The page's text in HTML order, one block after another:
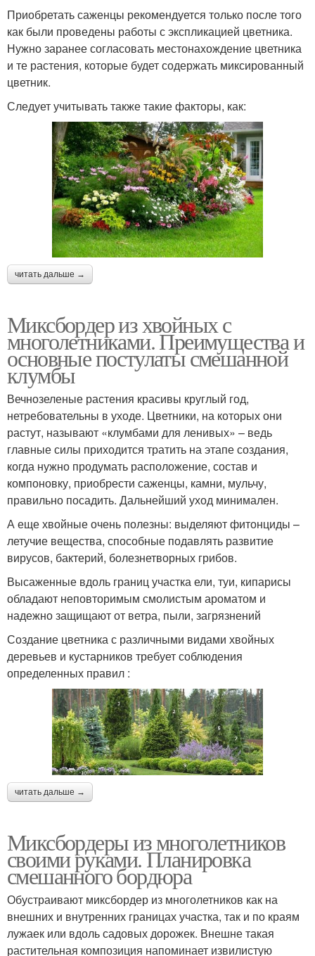
Приобретать саженцы рекомендуется только после того
как были проведены работы с экспликацией цветника.
Нужно заранее согласовать местонахождение цветника
и те растения, которые будет содержать миксированный
цветник.
Следует учитывать также такие факторы, как:
читать дальше →
Миксбордер из хвойных с
многолетниками. Преимущества и
основные постулаты смешанной
клумбы
Вечнозеленые растения красивы круглый год,
нетребовательны в уходе. Цветники, на которых они
растут, называют «клумбами для ленивых» – ведь
главные силы приходится тратить на этапе создания,
когда нужно продумать расположение, состав и
компоновку, приобрести саженцы, камни, мульчу,
правильно посадить. Дальнейший уход минимален.
А еще хвойные очень полезны: выделяют фитонциды –
летучие вещества, способные подавлять развитие
вирусов, бактерий, болезнетворных грибов.
Высаженные вдоль границ участка ели, туи, кипарисы
обладают неповторимым смолистым ароматом и
надежно защищают от ветра, пыли, загрязнений
Создание цветника с различными видами хвойных
деревьев и кустарников требует соблюдения
определенных правил :
читать дальше →
Миксбордеры из многолетников
своими руками. Планировка
смешанного бордюра
Обустраивают миксбордер из многолетников как на
внешних и внутренних границах участка, так и по краям
лужаек или вдоль садовых дорожек. Внешне такая
растительная композиция напоминает извилистую